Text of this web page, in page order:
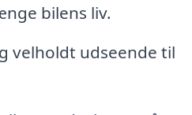
bilens liv.
velholdt udseende til